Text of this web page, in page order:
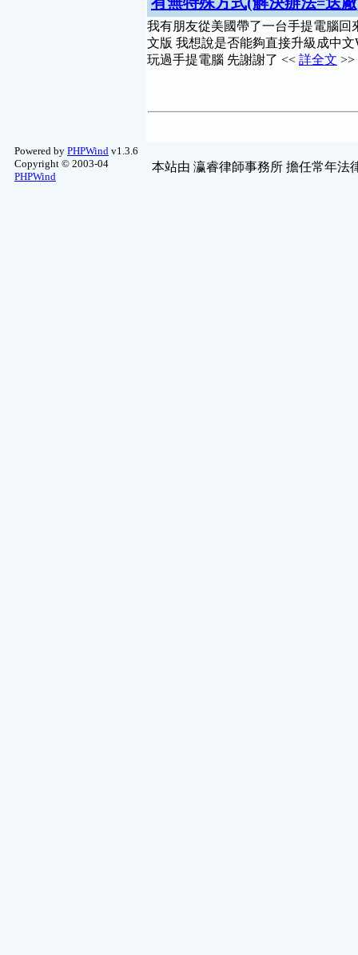
我有朋友從美國帶了一台手提電腦
文版 我想說是否能夠直接升級成中
玩過手提電腦 先謝謝了 << 詳全文 >>
Powered by PHPWind v1.3.6
Copyright © 2003-04
PHPWind
本站由 瀛睿律師事務所 擔任常年法